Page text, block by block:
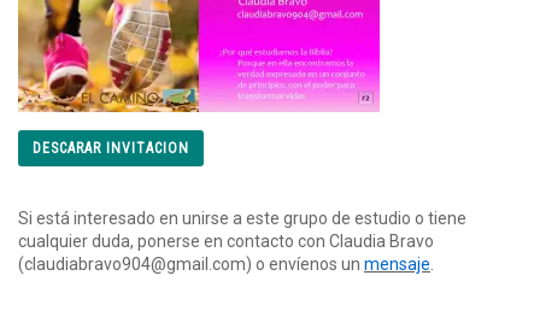
DESCARAR INVITACION
Si está interesado en unirse a este grupo de estudio o tiene
cualquier duda, ponerse en contacto con Claudia Bravo
(claudiabravo904@gmail.com) o envíenos un mensaje